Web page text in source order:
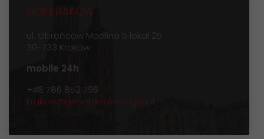
GO! KRAKÓW
ul. Obrońców Modlina 5 lokal 25
30-733 Kraków
mobile 24h
+48 786 852 796
krakow@general-overnight.pl